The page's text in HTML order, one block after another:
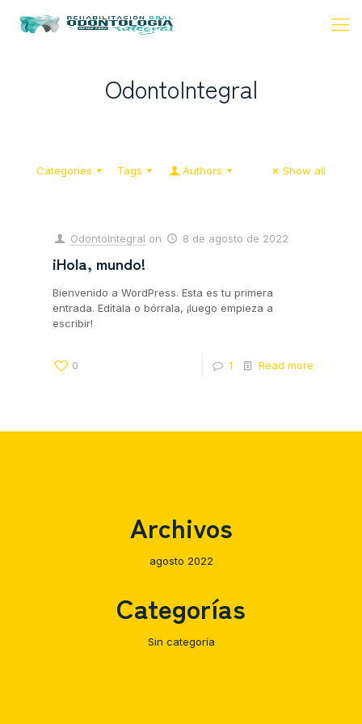
OdontoIntegral
Categories Tags Authors Show all
OdontoIntegral on 8 de agosto de 2022
¡Hola, mundo!
Bienvenido a WordPress. Esta es tu primera
entrada. Edítala o bórrala, ¡luego empieza a
escribir!
0 1 Read more
Archivos
agosto 2022
Categorías
Sin categoría